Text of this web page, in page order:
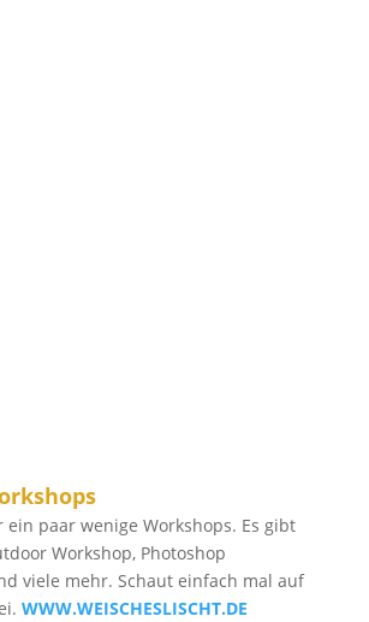
ein paar wenige Workshops. Es gibt
Workshop, Photoshop
viele mehr. Schaut einfach mal auf
WWW.WEISCHESLISCHT.DE